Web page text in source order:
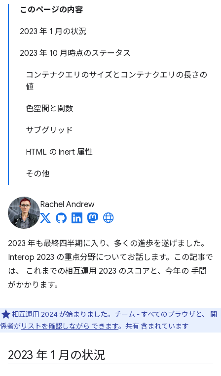
このページの内容
2023 年 1 月の状況
2023 年 10 月時点のステータス
コンテナクエリのサイズとコンテナクエリの長さの
値
色空間と関数
サブグリッド
HTML の inert 属性
その他
Rachel Andrew
2023 年も最終四半期に入り、多くの進歩を遂げました。
Interop 2023 の重点分野についてお話します。この記事で
は、 これまでの相互運用 2023 のスコアと、今年の 手間
がかかります。
相互運用 2024 が始まりました。チーム - すべてのブラウザと、 関
係者がリストを確認しながら できます。共有 含まれています
2023 年 1 月の状況